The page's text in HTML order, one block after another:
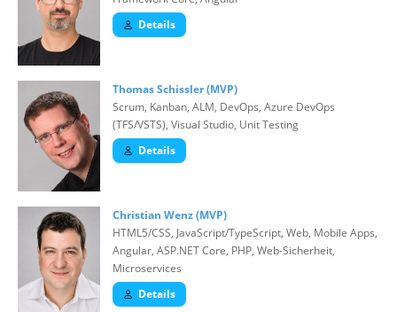
Details
Thomas Schissler (MVP)
Scrum, Kanban, ALM, DevOps, Azure DevOps
(TFS/VSTS), Visual Studio, Unit Testing
Details
Christian Wenz (MVP)
HTML5/CSS, JavaScript/TypeScript, Web, Mobile Apps,
Angular, ASP.NET Core, PHP, Web-Sicherheit,
Microservices
Details